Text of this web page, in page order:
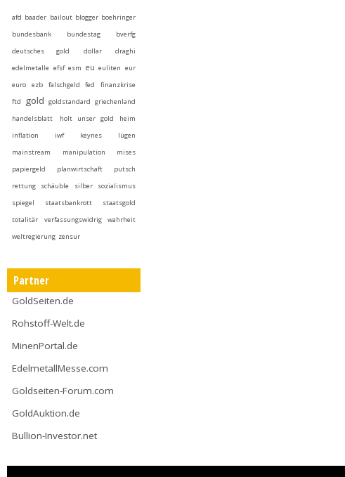
afd baader bailout blogger boehringer
bundesbank
bundestag
bverfg
deutsches gold
dollar
draghi
edelmetalle efsf esm eu euliten eur
euro
ezb falschgeld fed
finanzkrise
ftd
gold goldstandard griechenland
handelsblatt
holt unser gold heim
inflation
iwf keynes
lügen
mainstream
manipulation
mises
papiergeld
planwirtschaft
putsch
rettung
schäuble silber
sozialismus
spiegel
staatsbankrott
staatsgold
totalitär
verfassungswidrig
wahrheit
weltregierung zensur
Partner
GoldSeiten.de
Rohstoff-Welt.de
MinenPortal.de
EdelmetallMesse.com
Goldseiten-Forum.com
GoldAuktion.de
Bullion-Investor.net